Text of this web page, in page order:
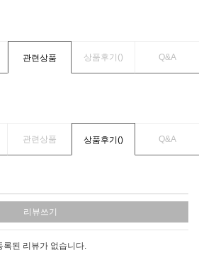
관련상품 상품후기() Q&A
관련상품 상품후기() Q&A
리뷰쓰기
록된 리뷰가 없습니다.